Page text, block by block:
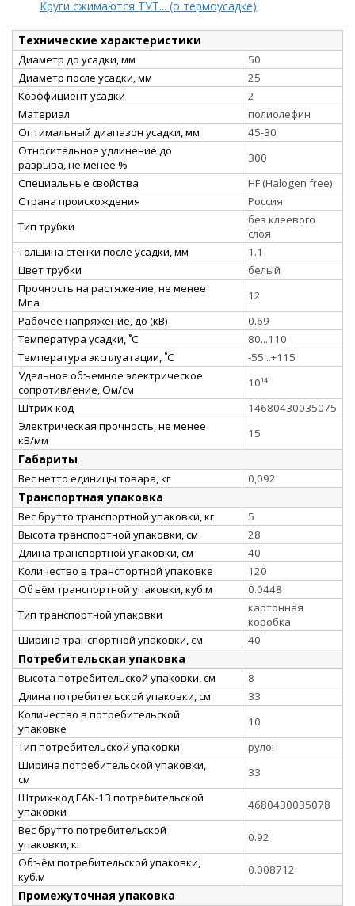
Круги сжимаются ТУТ... (о термоусадке)
Технические характеристики
Диаметр до усадки, мм
50
Диаметр после усадки, мм
25
Коэффициент усадки
2
Материал
полиолефин
Оптимальный диапазон усадки, мм
45-30
Относительное удлинение до
разрыва, не менее %
300
Специальные свойства
HF (Halogen free)
Страна происхождения
Россия
Тип трубки
без клеевого
слоя
Толщина стенки после усадки, мм
1.1
Цвет трубки
белый
Прочность на растяжение, не менее
Мпа
12
Рабочее напряжение, до (кВ)
0.69
Температура усадки, ˚С
80...110
Температура эксплуатации, ˚С
-55...+115
Удельное объемное электрическое
сопротивление, Ом/см
10¹⁴
Штрих-код
14680430035075
Электрическая прочность, не менее
кВ/мм
15
Габариты
Вес нетто единицы товара, кг 0,092
Транспортная упаковка
Вес брутто транспортной упаковки, кг
5
Высота транспортной упаковки, см
28
Длина транспортной упаковки, см
40
Количество в транспортной упаковке
120
Объём транспортной упаковки, куб.м
0.0448
Тип транспортной упаковки
картонная
коробка
Ширина транспортной упаковки, см
40
Потребительская упаковка
Высота потребительской упаковки, см
8
Длина потребительской упаковки, см
33
Количество в потребительской
упаковке
10
Тип потребительской упаковки
рулон
Ширина потребительской упаковки,
см
33
Штрих-код EAN-13 потребительской
упаковки
4680430035078
Вес брутто потребительской
упаковки, кг
0.92
Объём потребительской упаковки,
куб.м
0.008712
Промежуточная упаковка